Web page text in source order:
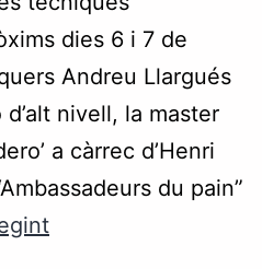
dies 6 i 7 de
Andreu Llargués
nivell, la master
a càrrec d’Henri
du pain”